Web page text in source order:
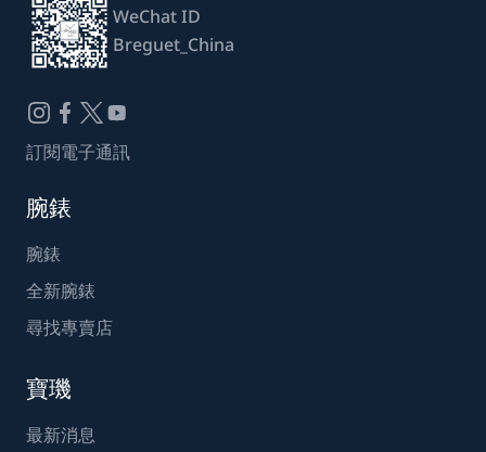
WeChat ID
Breguet_China
訂閱電子通訊
腕錶
腕錶
全新腕錶
尋找專賣店
寶璣
最新消息